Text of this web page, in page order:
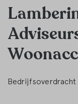
Bedrijfsoverdracht